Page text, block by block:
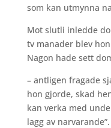
som kan utmynna
Mot slutli inledde
tv manader blev
Nagon hade sett
– antligen fragade
hon gjorde, skad
kan verka med
lagg av narvarande”.